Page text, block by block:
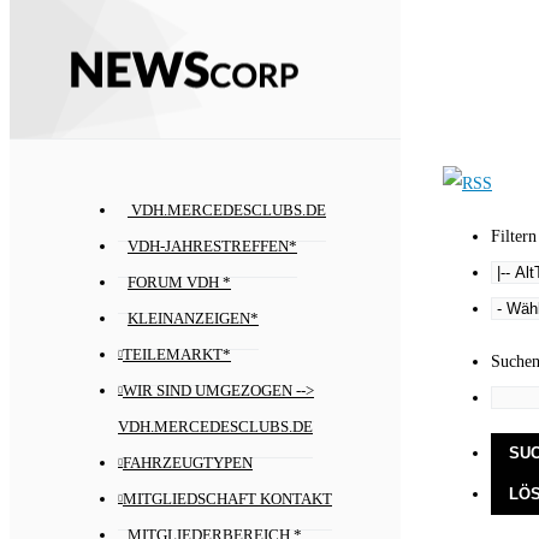
VDH.MERCEDESCLUBS.DE
VDH-JAHRESTREFFEN*
FORUM VDH *
KLEINANZEIGEN*
TEILEMARKT*
WIR SIND UMGEZOGEN -->
VDH.MERCEDESCLUBS.DE
FAHRZEUGTYPEN
MITGLIEDSCHAFT KONTAKT
MITGLIEDERBEREICH *
Filtern
Suchen